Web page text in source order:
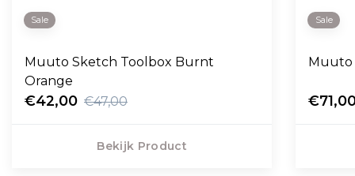
Sale
Muuto Sketch Toolbox Burnt
Orange
€42,00 €47,00
Bekijk Product
Sale
Muuto